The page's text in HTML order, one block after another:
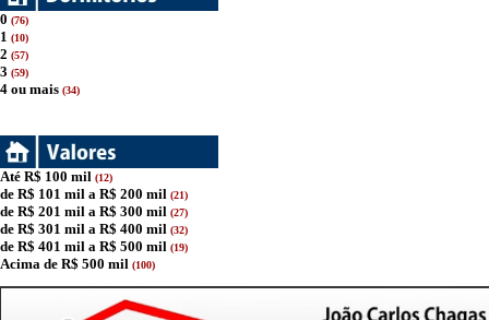
0 (76)
1 (10)
2 (57)
3 (59)
4 ou mais (34)
Até R$ 100 mil (12)
de R$ 101 mil a R$ 200 mil (21)
de R$ 201 mil a R$ 300 mil (27)
de R$ 301 mil a R$ 400 mil (32)
de R$ 401 mil a R$ 500 mil (19)
Acima de R$ 500 mil (100)